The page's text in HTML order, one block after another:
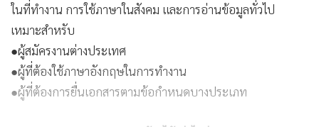
●ผู้สมัครงานต่างประเทศ
●ผู้ที่ต้องใช้ภาษาอังกฤษในการทำงาน
●ผู้ที่ต้องการยื่นเอกสารตามข้อกำหนดบางประเภท
คะแนน IELTS Band Score ต้องได้เท่าไหร่